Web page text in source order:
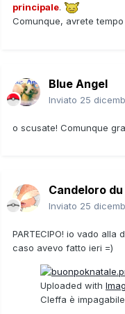
principale.
Comunque, avrete
Blue Angel
Inviato 25
o scusate! Comunque
Candeloro
Inviato 25
PARTECIPO! io vado
caso avevo fatto ieri =)
Uploaded with
Cleffa è